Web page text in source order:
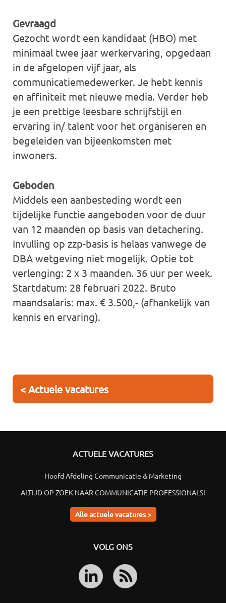
Gevraagd
Gezocht wordt een kandidaat (HBO) met
minimaal twee jaar werkervaring, opgedaan
in de afgelopen vijf jaar, als
communicatiemedewerker. Je hebt kennis
en affiniteit met nieuwe media. Verder heb
je een prettige leesbare schrijfstijl en
ervaring in/ talent voor het organiseren en
begeleiden van bijeenkomsten met
inwoners.
Geboden
Middels een aanbesteding wordt een
tijdelijke functie aangeboden voor de duur
van 12 maanden op basis van detachering.
Invulling op zzp-basis is helaas vanwege de
DBA wetgeving niet mogelijk. Optie tot
verlenging: 2 x 3 maanden. 36 uur per week.
Startdatum: 28 februari 2022. Bruto
maandsalaris: max. € 3.500,- (afhankelijk van
kennis en ervaring).
< Actuele vacatures
ACTUELE VACATURES
Hoofd Afdeling Communicatie & Marketing
ALTIJD OP ZOEK NAAR COMMUNICATIE PROFESSIONALS!
Alle actuele vacatures >
VOLG ONS